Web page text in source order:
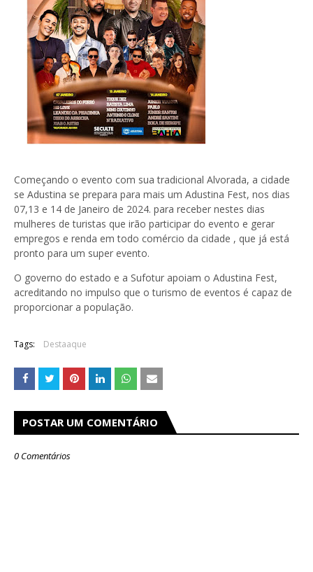
Começando o evento com sua tradicional Alvorada, a cidade
se Adustina se prepara para mais um Adustina Fest, nos dias
07,13 e 14 de Janeiro de 2024. para receber nestes dias
mulheres de turistas que irão participar do evento e gerar
empregos e renda em todo comércio da cidade , que já está
pronto para um super evento.
O governo do estado e a Sufotur apoiam o Adustina Fest,
acreditando no impulso que o turismo de eventos é capaz de
proporcionar a população.
Tags: Destaaque
POSTAR UM COMENTÁRIO
0 Comentários